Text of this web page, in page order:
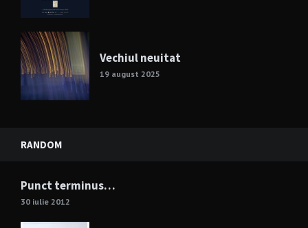
Vechiul neuitat
19 august 2025
RANDOM
Punct terminus…
30 iulie 2012